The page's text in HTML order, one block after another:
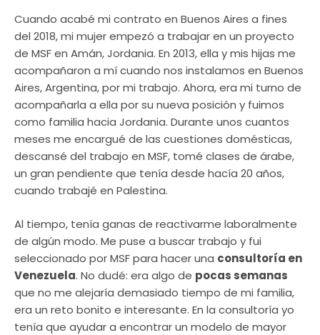
Cuando acabé mi contrato en Buenos Aires a fines
del 2018, mi mujer empezó a trabajar en un proyecto
de MSF en Amán, Jordania. En 2013, ella y mis hijas me
acompañaron a mí cuando nos instalamos en Buenos
Aires, Argentina, por mi trabajo. Ahora, era mi turno de
acompañarla a ella por su nueva posición y fuimos
como familia hacia Jordania. Durante unos cuantos
meses me encargué de las cuestiones domésticas,
descansé del trabajo en MSF, tomé clases de árabe,
un gran pendiente que tenía desde hacía 20 años,
cuando trabajé en Palestina.
Al tiempo, tenía ganas de reactivarme laboralmente
de algún modo. Me puse a buscar trabajo y fui
seleccionado por MSF para hacer una consultoría en
Venezuela. No dudé: era algo de pocas semanas
que no me alejaría demasiado tiempo de mi familia,
era un reto bonito e interesante. En la consultoría yo
tenía que ayudar a encontrar un modelo de mayor